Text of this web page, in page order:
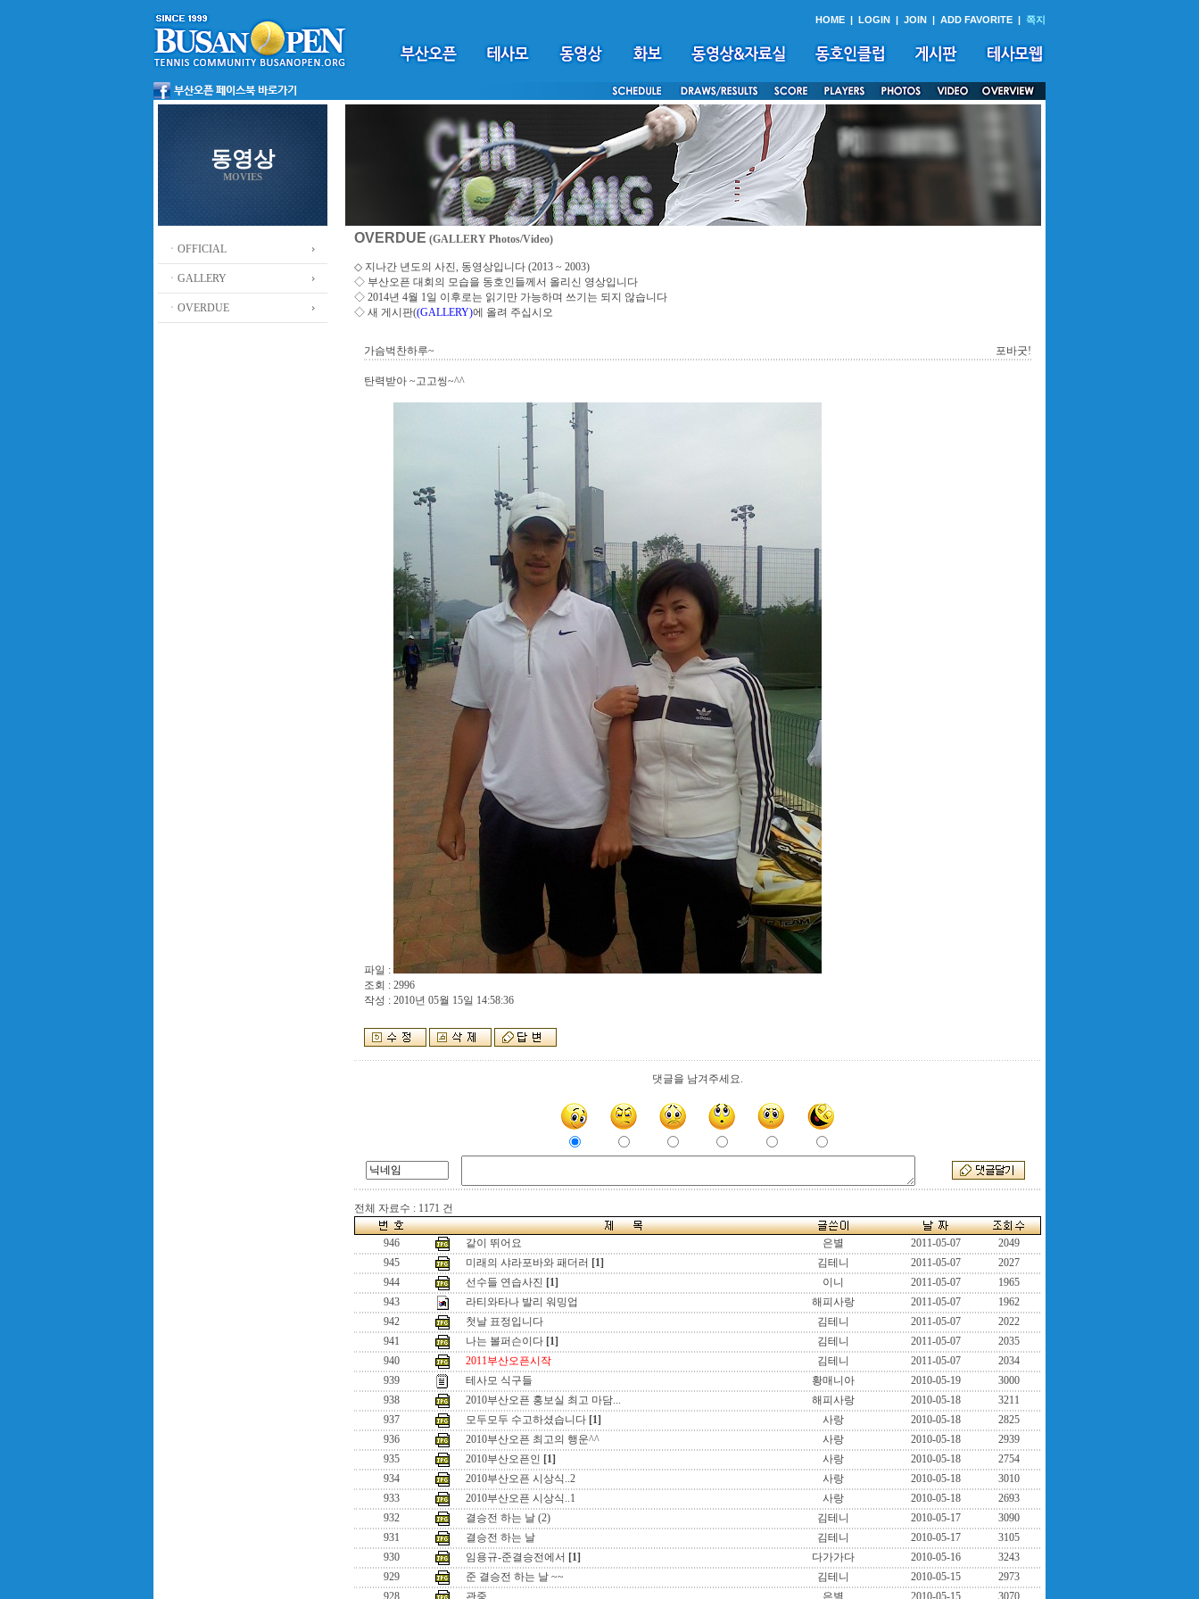
HOME | LOGIN | JOIN | ADD FAVORITE | 쪽지
동영상
MOVIES
ㆍOFFICIAL
ㆍGALLERY
ㆍOVERDUE
OVERDUE (GALLERY Photos/Video)
◇ 지나간 년도의 사진, 동영상입니다 (2013 ~ 2003)
◇ 부산오픈 대회의 모습을 동호인들께서 올리신 영상입니다
◇ 2014년 4월 1일 이후로는 읽기만 가능하며 쓰기는 되지 않습니다
◇ 새 게시판((GALLERY)에 올려 주십시오
가슴벅찬하루~ 포바굿!
탄력받아 ~고고씽~^^
파일 :
조회 : 2996
작성 : 2010년 05월 15일 14:58:36
댓글을 남겨주세요.
전체 자료수 : 1171 건
946 같이 뛰어요 은별 2011-05-07
2049
945
미래의 샤라포바와 패더러 [1] 김테니 2011-05-07
2027
944
선수들 연습사진 [1] 이니 2011-05-07
1965
943
라티와타나 발리 워밍업 해피사랑 2011-05-07
1962
942
첫날 표정입니다 김테니 2011-05-07
2022
941
나는 볼퍼슨이다 [1] 김테니 2011-05-07
2035
940
2011부산오픈시작 김테니 2011-05-07
2034
939
테사모 식구들 황매니아 2010-05-19
3000
938
2010부산오픈 홍보실 최고 마담... 해피사랑 2010-05-18
3211
937
모두모두 수고하셨습니다 [1] 사랑 2010-05-18
2825
936
2010부산오픈 최고의 행운^^ 사랑 2010-05-18
2939
935
2010부산오픈인 [1] 사랑 2010-05-18
2754
934
2010부산오픈 시상식..2 사랑 2010-05-18
3010
933
2010부산오픈 시상식..1 사랑 2010-05-18
2693
932
결승전 하는 날 (2) 김테니 2010-05-17
3090
931
결승전 하는 날 김테니 2010-05-17
3105
930
임용규-준결승전에서 [1] 다가가다 2010-05-16
3243
929
준 결승전 하는 날 ~~ 김테니 2010-05-15
2973
928
관중 은별 2010-05-15 3070